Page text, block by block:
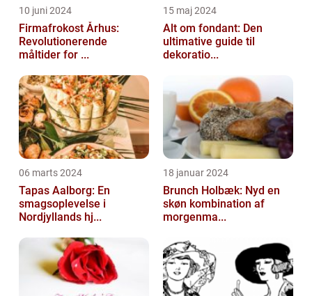
10 juni 2024
Firmafrokost Århus:
Revolutionerende
måltider for ...
15 maj 2024
Alt om fondant: Den
ultimative guide til
dekoratio...
06 marts 2024
Tapas Aalborg: En
smagsoplevelse i
Nordjyllands hj...
18 januar 2024
Brunch Holbæk: Nyd en
skøn kombination af
morgenma...